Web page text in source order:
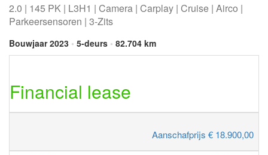
2.0 | 145 PK | L3H1 | Camera | Carplay | Cruise | Airco |
Parkeersensoren | 3-Zits
Bouwjaar 2023 • 5-deurs • 82.704 km
Financial lease
Aanschafprijs € 18.900,00